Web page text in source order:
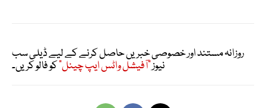
روزانہ مستند اور خصوصی خبریں حاصل کرنے کے لیے ڈیلی سب
نیوز"آفیشل واٹس ایپ چینل"کو فالو کریں۔